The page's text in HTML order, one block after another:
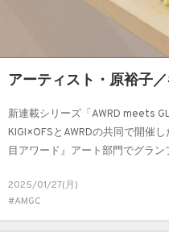
アーティスト・原裕子
新連載シリーズ「AWRD meets
KIGI×OFSとAWRDの共同で開催
目アワード』アート部門でグラ
展を前に、制作への想いやインス
ました。
2025/01/27(月)
#AMGC